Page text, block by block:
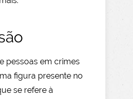
pessoas em crimes
figura presente no
se refere à